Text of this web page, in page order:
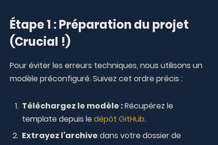
Étape 1 : Préparation du projet
(Crucial !)
Pour éviter les erreurs techniques, nous utilisons un
modèle préconfiguré. Suivez cet ordre précis :
Téléchargez le modèle :Récupérez le
template depuis le dépôt GitHub.
Extrayez l’archive dans votre dossier de